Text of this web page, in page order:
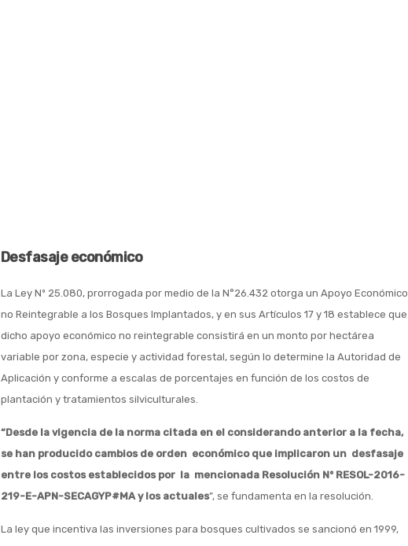
Desfasaje económico
La Ley Nº 25.080, prorrogada por medio de la N°26.432 otorga un Apoyo Económico
no Reintegrable a los Bosques Implantados, y en sus Artículos 17 y 18 establece que
dicho apoyo económico no reintegrable consistirá en un monto por hectárea
variable por zona, especie y actividad forestal, según lo determine la Autoridad de
Aplicación y conforme a escalas de porcentajes en función de los costos de
plantación y tratamientos silviculturales.
“Desde la vigencia de la norma citada en el considerando anterior a la fecha,
se han producido cambios de orden económico que implicaron un desfasaje
entre los costos establecidos por la mencionada Resolución Nº RESOL-2016-
219-E-APN-SECAGYP#MA y los actuales”, se fundamenta en la resolución.
La ley que incentiva las inversiones para bosques cultivados se sancionó en 1999,